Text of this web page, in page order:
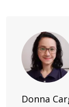
Donna